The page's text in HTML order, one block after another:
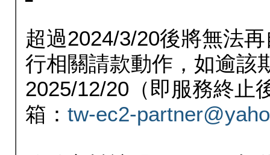
超過2024/3/20後將無法
行相關請款動作，如逾該
2025/12/20（即服務終止
箱： tw-ec2-